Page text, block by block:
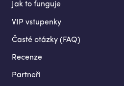
Jak to funguje
VIP vstupenky
Časté otázky (FAQ)
Recenze
Partneři